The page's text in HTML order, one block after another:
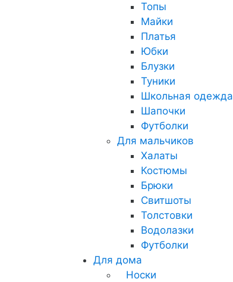
Топы
Майки
Платья
Юбки
Блузки
Туники
Школьная одежда
Шапочки
Футболки
Для мальчиков
Халаты
Костюмы
Брюки
Свитшоты
Толстовки
Водолазки
Футболки
Для дома
Носки